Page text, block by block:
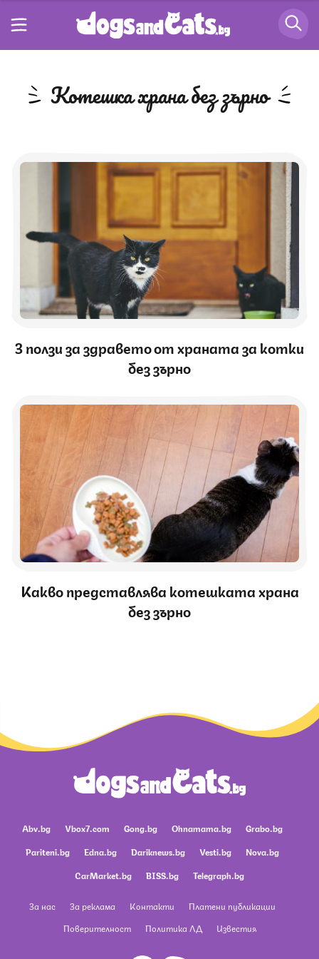
котешка храна без зърно
3 ползи за здравето от храната за котки
без зърно
Какво представлява котешката храна
без зърно
Abv.bg Vbox7.com Gong.bg Ohnamama.bg
Grabo.bg
Pariteni.bg
Edna.bg Dariknews.bg Vesti.bg
Nova.bg
CarMarket.bg
BISS.bg Telegraph.bg
За нас За реклама Контакти
Платени публикации
Поверителност
Политика ЛД Известия